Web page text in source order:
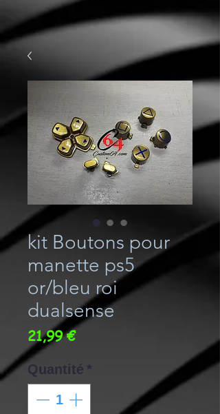
kit Boutons pour
manette ps5
or/bleu roi
dualsense
21,99 €Prix
Quantité *